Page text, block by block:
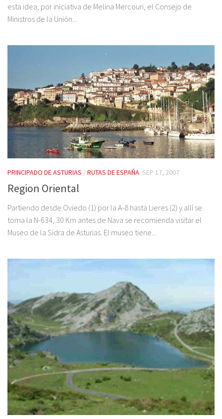
esta idea, por iniciativa de Melina Mercouri, el Consejo de
Ministros de la Unión...
PRINCIPADO DE ASTURIAS /RUTAS DE ESPAÑA SEP 17, 2007
Region Oriental
Partiendo desde Oviedo (1) por la A-8 hasta Lieres (2) y allí se
toma la N-634, 30 Km antes de Nava se recomienda visitar el
Museo de la Sidra de Asturias. El museo tiene...